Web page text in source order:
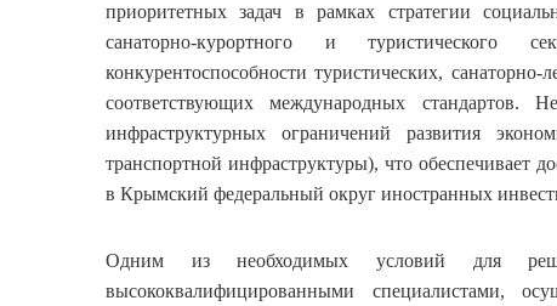
приоритетных задач в рамках стратегии
санаторно-курортного и
конкурентоспособности туристических,
соответствующих международных
инфраструктурных ограничений развития
транспортной инфраструктуры), что обеспечивает
в Крымский федеральный округ иностранных
Одним из необходимых условий для
высококвалифицированными специалистами,